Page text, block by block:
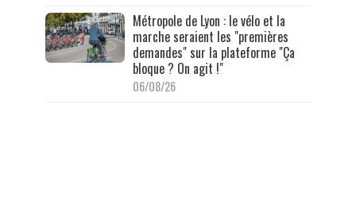
Métropole de Lyon : le vélo et la
marche seraient les "premières
demandes" sur la plateforme "Ça
bloque ? On agit !"
06/08/26